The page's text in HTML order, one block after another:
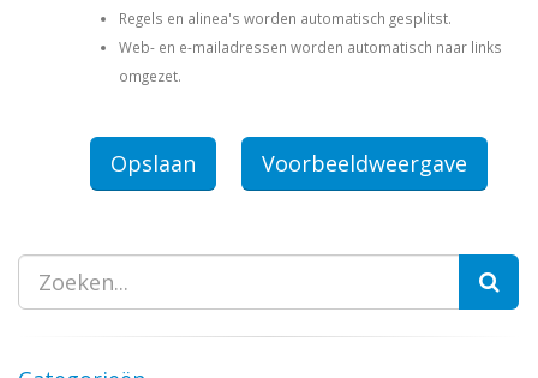
Regels en alinea's worden automatisch gesplitst.
Web- en e-mailadressen worden automatisch naar links
omgezet.
Zoeken